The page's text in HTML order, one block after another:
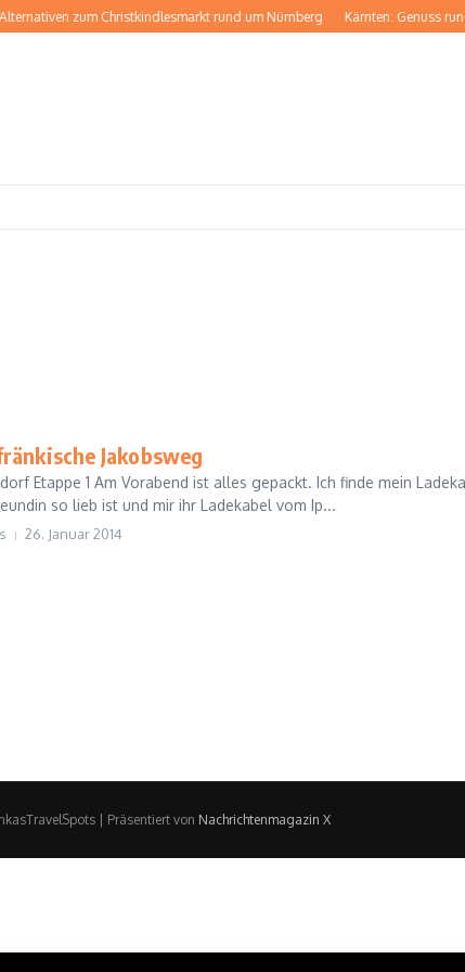
Alternativen zum Christkindlesmarkt rund um Nürnberg Kärnten: Genuss
Jakobsweg
Etappe 1 Am Vorabend ist alles gepackt. Ich finde mein
so lieb ist und mir ihr Ladekabel vom Ip...
26. Januar 2014
| Präsentiert von Nachrichtenmagazin X